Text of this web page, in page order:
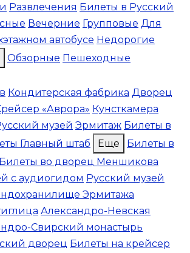
Развлечения Билеты в Русский
Вечерние Групповые Для
автобусе Недорогие
Обзорные Пешеходные
Кондитерская фабрика Дворец
«Аврора» Кунсткамера
музей Эрмитаж Билеты в
Главный штаб Еще
Билеты в
Билеты во дворец Меншикова
с аудиогидом Русский музей
Эрмитажа
Александро-Невская
Свирский монастырь
дворец Билеты на крейсер